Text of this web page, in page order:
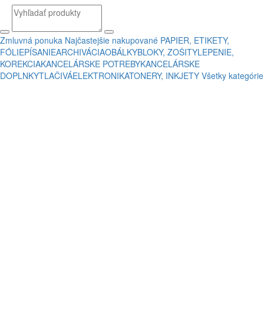
Zmluvná ponuka Najčastejšie nakupované PAPIER, ETIKETY,
FÓLIEPÍSANIEARCHIVÁCIAOBÁLKYBLOKY, ZOŠITYLEPENIE,
KOREKCIAKANCELÁRSKE POTREBYKANCELÁRSKE
DOPLNKYTLAČIVÁELEKTRONIKATONERY, INKJETY Všetky kategórie